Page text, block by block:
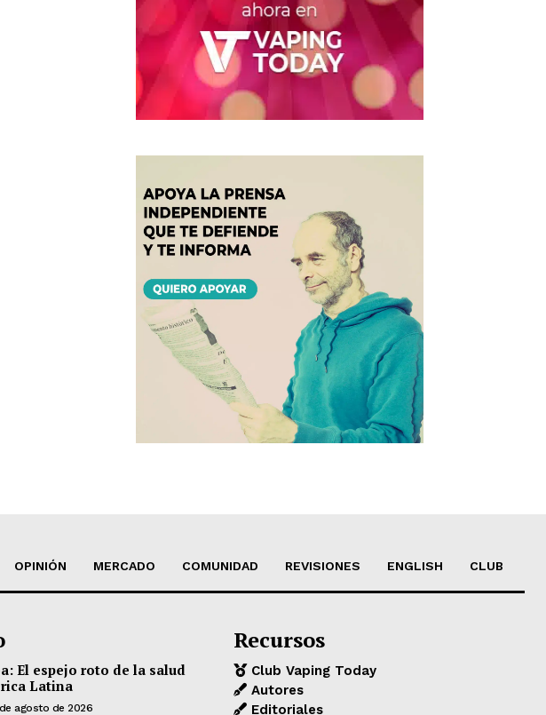
OPINIÓN MERCADO COMUNIDAD REVISIONES ENGLISH CLUB
El espejo roto de la salud
Latina
agosto de 2026
Recursos
Club Vaping Today
Autores
Editoriales